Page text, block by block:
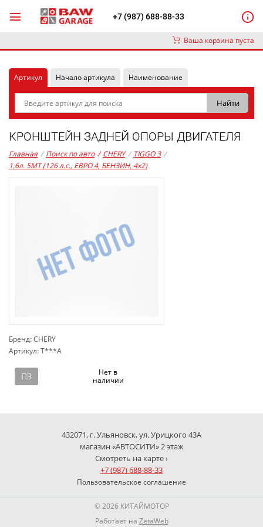
+7 (987) 688-88-33
Ваша корзина пуста
Артикул Начало артикула Наименование
КРОНШТЕЙН ЗАДНЕЙ ОПОРЫ ДВИГАТЕЛЯ
Главная / Поиск по авто / CHERY / TIGGO 3 /
1,6л. 5MT (126 л.с., ЕВРО 4, БЕНЗИН, 4x2)
Бренд: CHERY
Артикул: T***A
ПЗ
Нет в
наличии
432071, г. Ульяновск, ул. Урицкого 43А
магазин «АВТОСИТИ» 2 этаж
Смотреть на карте ›
+7 (987) 688-88-33
Пользовательское соглашение
© 2026 КИТАЙМОТОР
Работает на ZetaWeb